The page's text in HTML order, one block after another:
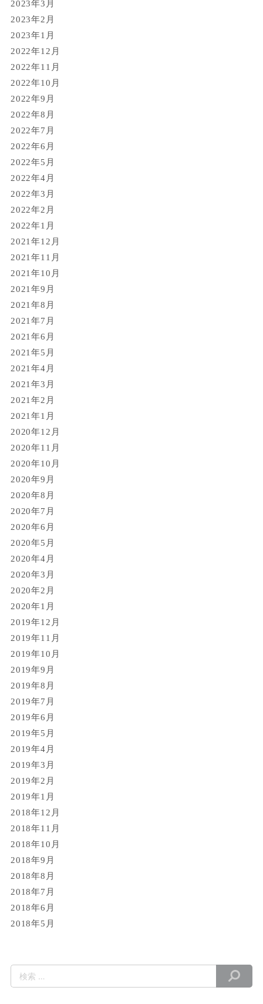
2023年3月
2023年2月
2023年1月
2022年12月
2022年11月
2022年10月
2022年9月
2022年8月
2022年7月
2022年6月
2022年5月
2022年4月
2022年3月
2022年2月
2022年1月
2021年12月
2021年11月
2021年10月
2021年9月
2021年8月
2021年7月
2021年6月
2021年5月
2021年4月
2021年3月
2021年2月
2021年1月
2020年12月
2020年11月
2020年10月
2020年9月
2020年8月
2020年7月
2020年6月
2020年5月
2020年4月
2020年3月
2020年2月
2020年1月
2019年12月
2019年11月
2019年10月
2019年9月
2019年8月
2019年7月
2019年6月
2019年5月
2019年4月
2019年3月
2019年2月
2019年1月
2018年12月
2018年11月
2018年10月
2018年9月
2018年8月
2018年7月
2018年6月
2018年5月